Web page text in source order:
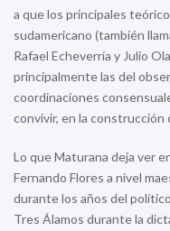
a que los principales
sudamericano (también
Rafael Echeverría y Julio
principalmente las del
coordinaciones
convivir, en la construcción
Lo que Maturana deja ver
Fernando Flores a nivel
durante los años del
Tres Álamos durante la